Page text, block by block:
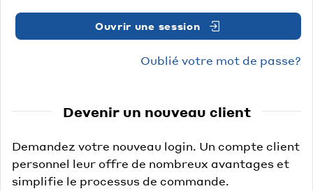
Ouvrir une session
Oublié votre mot de passe?
Devenir un nouveau client
Demandez votre nouveau login. Un compte client
personnel leur offre de nombreux avantages et
simplifie le processus de commande.